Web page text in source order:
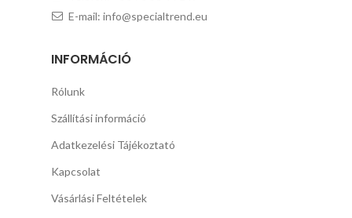
E-mail: info@specialtrend.eu
INFORMÁCIÓ
Rólunk
Szállítási információ
Adatkezelési Tájékoztató
Kapcsolat
Vásárlási Feltételek